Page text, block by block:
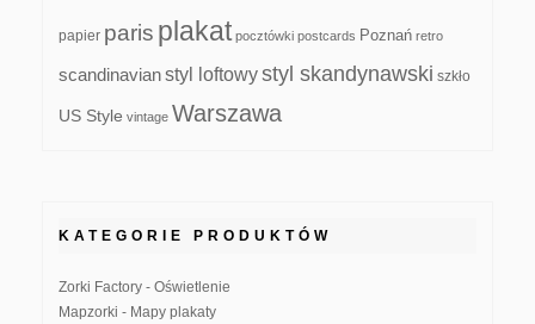
papier paris plakat pocztówki postcards Poznań retro
scandinavianstyl loftowystyl skandynawski szkło
US Style vintage Warszawa
KATEGORIE PRODUKTÓW
Zorki Factory - Oświetlenie
Mapzorki - Mapy plakaty